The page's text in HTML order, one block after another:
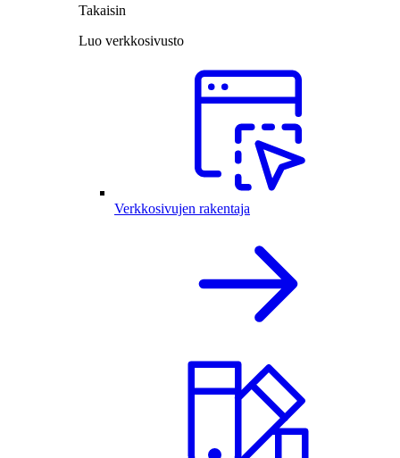
Takaisin
Luo verkkosivusto
Verkkosivujen rakentaja